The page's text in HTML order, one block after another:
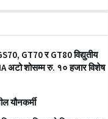
GS70, GT70 र GT80 विद्युतीय
अटो शोसम्म रु. १० हजार विशेष
यौनकर्मी